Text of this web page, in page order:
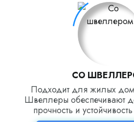
СО
Подходит для жилых
Швеллеры обеспечивают
прочность и